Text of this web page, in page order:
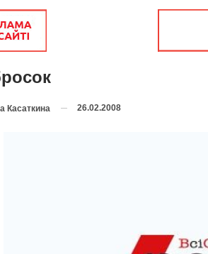
Касаткина 26.02.2008